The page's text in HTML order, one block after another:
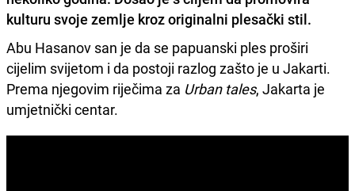
kulturu svoje zemlje kroz originalni plesački stil.
Abu Hasanov san je da se papuanski ples proširi
cijelim svijetom i da postoji razlog zašto je u Jakarti.
Prema njegovim riječima za Urban tales, Jakarta je
umjetnički centar.